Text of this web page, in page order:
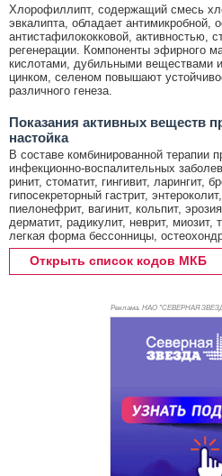
Хлорофиллипт, содержащий смесь
эвкалипта, обладает антимикробной,
антистафилококковой, активностью,
регенерации. Компоненты эфирного
кислотами, дубильными веществами
цинком, селеном повышают
различного генеза.
Показания активных веществ
настойка
В составе комбинированной терапии
инфекционно-воспалительных
ринит, стоматит, гингивит, ларингит,
гипосекреторный гастрит,
пиелонефрит, вагинит, кольпит,
дерматит, радикулит, неврит, миозит,
легкая форма бессонницы,
Открыть список кодов МКБ
Реклама. НАО "СЕВЕРНАЯ